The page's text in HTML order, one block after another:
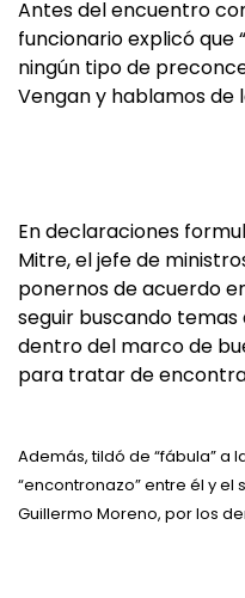
Antes del encuentro
funcionario explicó que
ningún tipo de
Vengan y hablamos de
En declaraciones
Mitre, el jefe de
ponernos de acuerdo
seguir buscando
dentro del marco de
para tratar de
Además, tildó de “fábula” a
“encontronazo” entre él y
Guillermo Moreno, por los